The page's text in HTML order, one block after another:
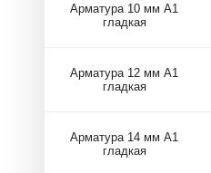
Арматура 10 мм А1
гладкая
Арматура 12 мм А1
гладкая
Арматура 14 мм А1
гладкая